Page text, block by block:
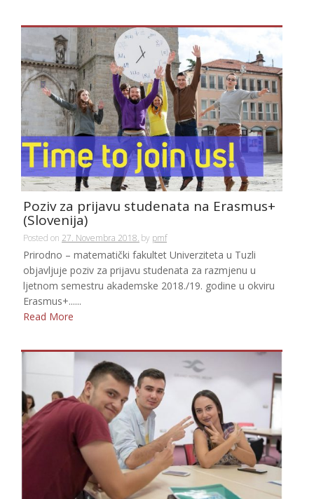
Poziv za prijavu studenata na Erasmus+
(Slovenija)
Posted on 27. Novembra 2018. by pmf
Prirodno – matematički fakultet Univerziteta u Tuzli
objavljuje poziv za prijavu studenata za razmjenu u
ljetnom semestru akademske 2018./19. godine u okviru
Erasmus+......
Read More